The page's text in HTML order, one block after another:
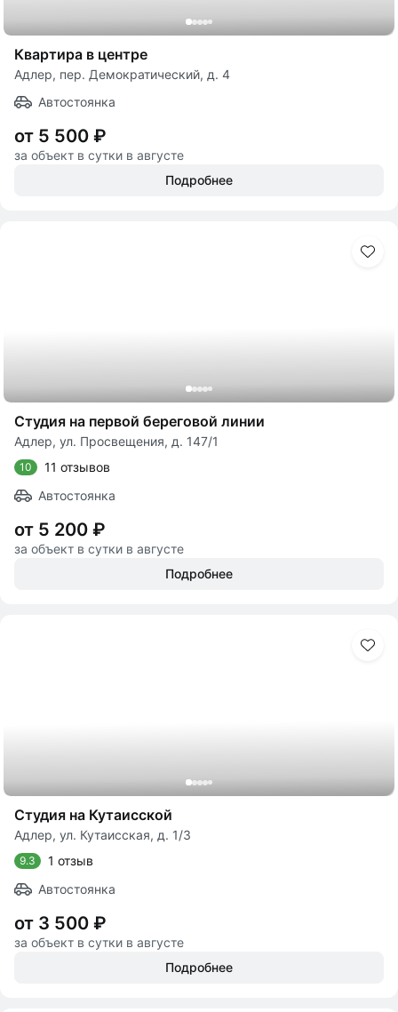
Квартира в центре
Адлер, пер. Демократический, д. 4
Автостоянка
от 5 500 ₽
за объект в сутки в августе
Подробнее
Студия на первой береговой линии
Адлер, ул. Просвещения, д. 147/1
10
11 отзывов
Автостоянка
от 5 200 ₽
за объект в сутки в августе
Подробнее
Студия на Кутаисской
Адлер, ул. Кутаисская, д. 1/3
9.3
1 отзыв
Автостоянка
от 3 500 ₽
за объект в сутки в августе
Подробнее